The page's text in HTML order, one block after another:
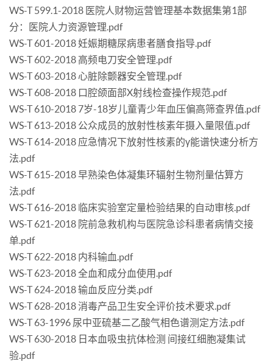
WS-T 599.1-2018 医院人财物运营管理基本数据集第1部
分：医院人力资源管理.pdf
WS-T 601-2018 妊娠期糖尿病患者膳食指导.pdf
WS-T 602-2018 高频电刀安全管理.pdf
WS-T 603-2018 心脏除颤器安全管理.pdf
WS-T 608-2018 口腔颌面部X射线检查操作规范.pdf
WS-T 610-2018 7岁-18岁儿童青少年血压偏高筛查界值.pdf
WS-T 613-2018 公众成员的放射性核素年摄入量限值.pdf
WS-T 614-2018 应急情况下放射性核素的γ能谱快速分析方
法.pdf
WS-T 615-2018 早熟染色体凝集环辐射生物剂量估算方
法.pdf
WS-T 616-2018 临床实验室定量检验结果的自动审核.pdf
WS-T 621-2018 院前急救机构与医院急诊科患者病情交接
单.pdf
WS-T 622-2018 内科输血.pdf
WS-T 623-2018 全血和成分血使用.pdf
WS-T 624-2018 输血反应分类.pdf
WS-T 628-2018 消毒产品卫生安全评价技术要求.pdf
WS-T 63-1996 尿中亚硫基二乙酸气相色谱测定方法.pdf
WS-T 630-2018 日本血吸虫抗体检测 间接红细胞凝集试
验.pdf